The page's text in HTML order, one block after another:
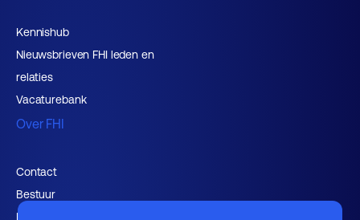
Kennishub
Nieuwsbrieven FHI leden en
relaties
Vacaturebank
Over FHI
Contact
Bestuur
Medewerkers